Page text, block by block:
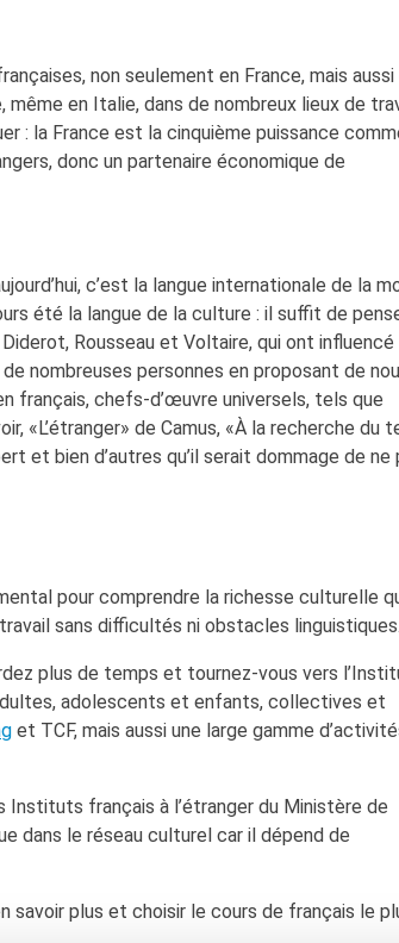
non seulement en France, mais aussi
en Italie, dans de nombreux lieux de
: la France est la cinquième puissance
donc un partenaire économique de
c’est la langue internationale de la
été la langue de la culture : il suffit de
Rousseau et Voltaire, qui ont influencé
nombreuses personnes en proposant de
français, chefs-d’œuvre universels, tels que
«L’étranger» de Camus, «À la recherche du
et bien d’autres qu’il serait dommage de ne
pour comprendre la richesse culturelle
sans difficultés ni obstacles linguistiques.
plus de temps et tournez-vous vers
adolescents et enfants, collectives et
et TCF, mais aussi une large gamme
français à l’étranger du Ministère de
dans le réseau culturel car il dépend de
savoir plus et choisir le cours de français le